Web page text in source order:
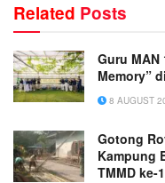
Related Posts
Guru MAN
Memory”
8 AUGUST
Gotong
Kampung
TMMD ke-